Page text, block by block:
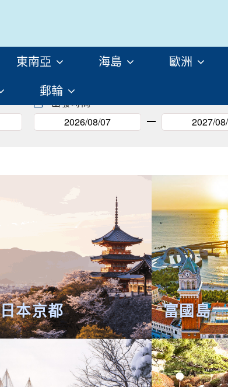
東南亞 海島 歐洲
郵輪
春天的日本賞櫻
出發時間
日本京都 富國島